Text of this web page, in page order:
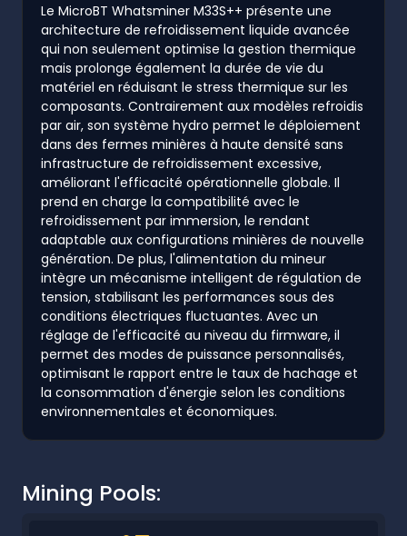
Le MicroBT Whatsminer M33S++ présente une
architecture de refroidissement liquide avancée
qui non seulement optimise la gestion thermique
mais prolonge également la durée de vie du
matériel en réduisant le stress thermique sur les
composants. Contrairement aux modèles refroidis
par air, son système hydro permet le déploiement
dans des fermes minières à haute densité sans
infrastructure de refroidissement excessive,
améliorant l'efficacité opérationnelle globale. Il
prend en charge la compatibilité avec le
refroidissement par immersion, le rendant
adaptable aux configurations minières de nouvelle
génération. De plus, l'alimentation du mineur
intègre un mécanisme intelligent de régulation de
tension, stabilisant les performances sous des
conditions électriques fluctuantes. Avec un
réglage de l'efficacité au niveau du firmware, il
permet des modes de puissance personnalisés,
optimisant le rapport entre le taux de hachage et
la consommation d'énergie selon les conditions
environnementales et économiques.
Mining Pools: